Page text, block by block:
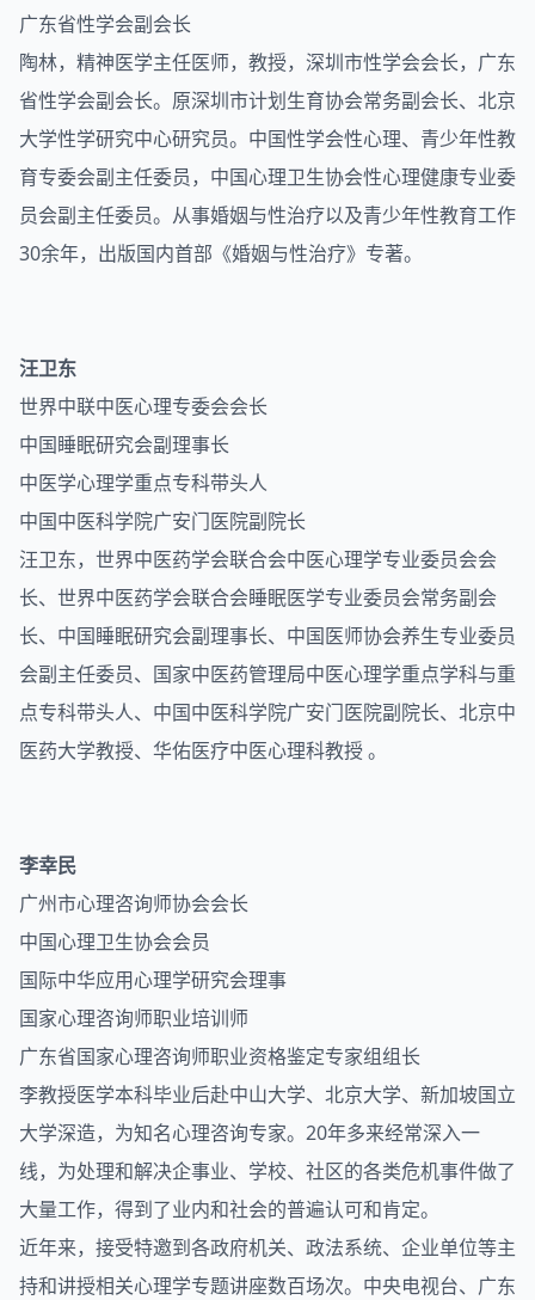
广东省性学会副会长
陶林，精神医学主任医师，教授，深圳市性学会会长，广东
省性学会副会长。原深圳市计划生育协会常务副会长、北京
大学性学研究中心研究员。中国性学会性心理、青少年性教
育专委会副主任委员，中国心理卫生协会性心理健康专业委
员会副主任委员。从事婚姻与性治疗以及青少年性教育工作
30余年，出版国内首部《婚姻与性治疗》专著。
汪卫东
世界中联中医心理专委会会长
中国睡眠研究会副理事长
中医学心理学重点专科带头人
中国中医科学院广安门医院副院长
汪卫东，世界中医药学会联合会中医心理学专业委员会会
长、世界中医药学会联合会睡眠医学专业委员会常务副会
长、中国睡眠研究会副理事长、中国医师协会养生专业委员
会副主任委员、国家中医药管理局中医心理学重点学科与重
点专科带头人、中国中医科学院广安门医院副院长、北京中
医药大学教授、华佑医疗中医心理科教授 。
李幸民
广州市心理咨询师协会会长
中国心理卫生协会会员
国际中华应用心理学研究会理事
国家心理咨询师职业培训师
广东省国家心理咨询师职业资格鉴定专家组组长
李教授医学本科毕业后赴中山大学、北京大学、新加坡国立
大学深造，为知名心理咨询专家。20年多来经常深入一
线，为处理和解决企事业、学校、社区的各类危机事件做了
大量工作，得到了业内和社会的普遍认可和肯定。
近年来，接受特邀到各政府机关、政法系统、企业单位等主
持和讲授相关心理学专题讲座数百场次。中央电视台、广东